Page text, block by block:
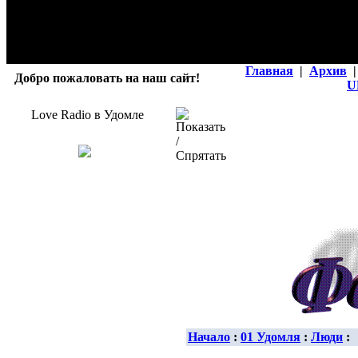
Добро пожаловать на наш сайт!
Главная | Архив |
Love Radio в Удомле
Начало : 01 Удомля : Люди :